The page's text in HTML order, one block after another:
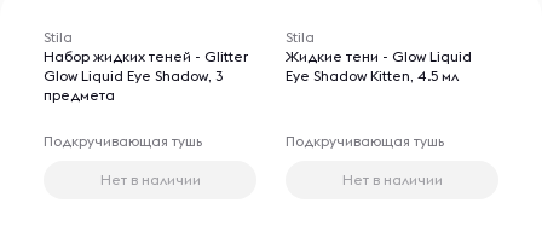
Stila
Набор жидких теней - Glitter
Glow Liquid Eye Shadow, 3
предмета
Подкручивающая тушь
Нет в наличии
Stila
Жидкие тени - Glow Liquid
Eye Shadow Kitten, 4.5 мл
Подкручивающая тушь
Нет в наличии